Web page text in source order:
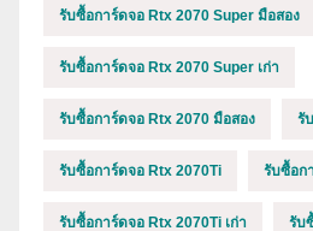
รับซื้อการ์ดจอ Rtx 2070 Super มือสอง
รับซื้อการ์ดจอ Rtx 2070 Super เก่า
รับซื้อการ์ดจอ Rtx 2070 มือสอง รั
รับซื้อการ์ดจอ Rtx 2070Ti รับซื้อก
รับซื้อการ์ดจอ Rtx 2070Ti เก่า รับ